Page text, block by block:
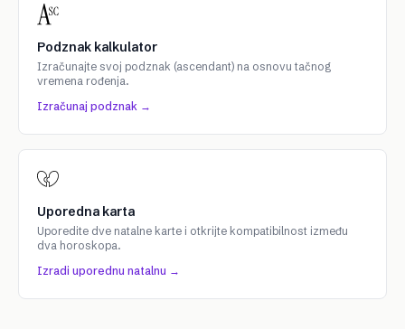
Podznak kalkulator
Izračunajte svoj podznak (ascendant) na osnovu tačnog
vremena rođenja.
Izračunaj podznak →
Uporedna karta
Uporedite dve natalne karte i otkrijte kompatibilnost između
dva horoskopa.
Izradi uporednu natalnu →